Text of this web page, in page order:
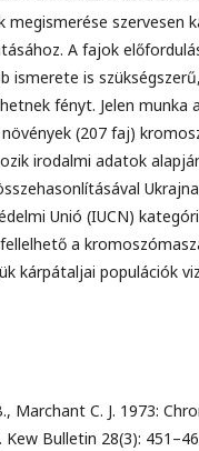
megismerése szervesen
A fajok
ismerete is
fényt. Jelen munka
(207 faj)
irodalmi adatok
Unió (IUCN)
a
kárpátaljai populációk
Marchant C. J. 1973:
Bulletin 28(3):